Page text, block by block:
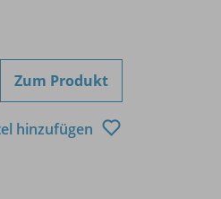
Zum Produkt
hinzufügen